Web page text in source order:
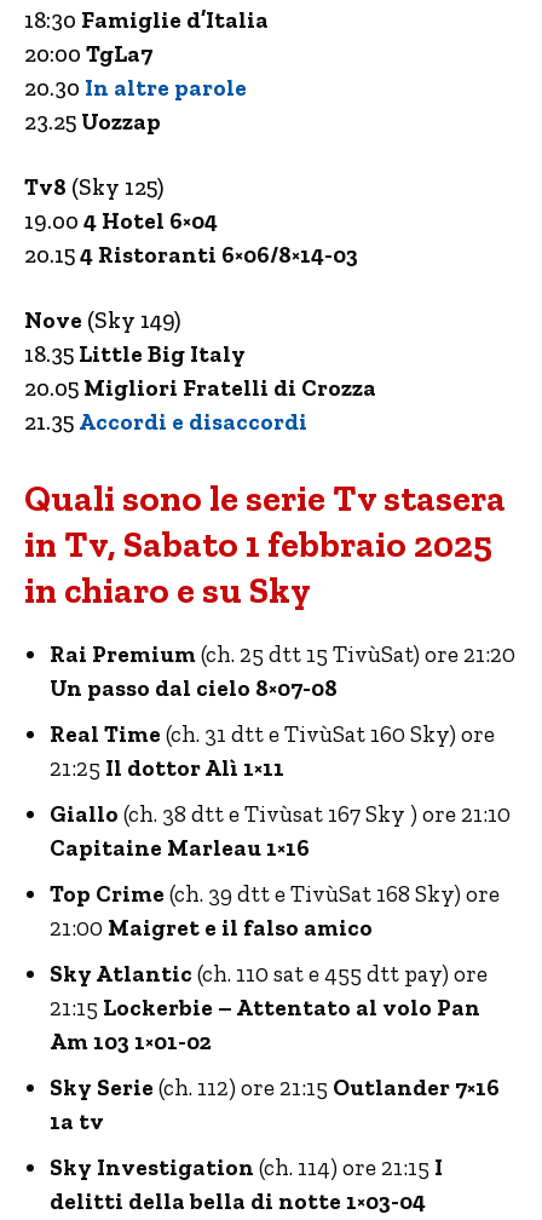
18:30 Famiglie d’Italia
20:00 TgLa7
20.30 In altre parole
23.25 Uozzap
Tv8 (Sky 125)
19.00 4 Hotel 6×04
20.154 Ristoranti 6×06/8×14-03
Nove (Sky 149)
18.35 Little Big Italy
20.05 Migliori Fratelli di Crozza
21.35 Accordi e disaccordi
Quali sono le serie Tv stasera
in Tv, Sabato 1 febbraio 2025
in chiaro e su Sky
Rai Premium(ch. 25 dtt 15 TivùSat) ore 21:20
Un passo dal cielo 8×07-08
Real Time (ch. 31 dtt e TivùSat 160 Sky) ore
21:25 Il dottor Alì 1×11
Giallo (ch. 38 dtt e Tivùsat 167 Sky ) ore 21:10
Capitaine Marleau 1×16
Top Crime (ch. 39 dtt e TivùSat 168 Sky) ore
21:00 Maigret e il falso amico
Sky Atlantic (ch. 110 sat e 455 dtt pay) ore
21:15 Lockerbie – Attentato al volo Pan
Am 103 1×01-02
Sky Serie (ch. 112) ore 21:15 Outlander 7×16
1a tv
Sky Investigation (ch. 114) ore 21:15 I
delitti della bella di notte 1×03-04